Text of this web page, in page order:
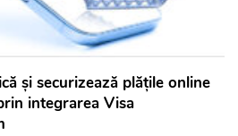
și securizează plățile online
integrarea Visa